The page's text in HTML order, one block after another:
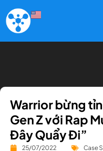
Warrior bừng
Gen Z với Rap
Đây Quẩy Đi”
25/07/2022 Case